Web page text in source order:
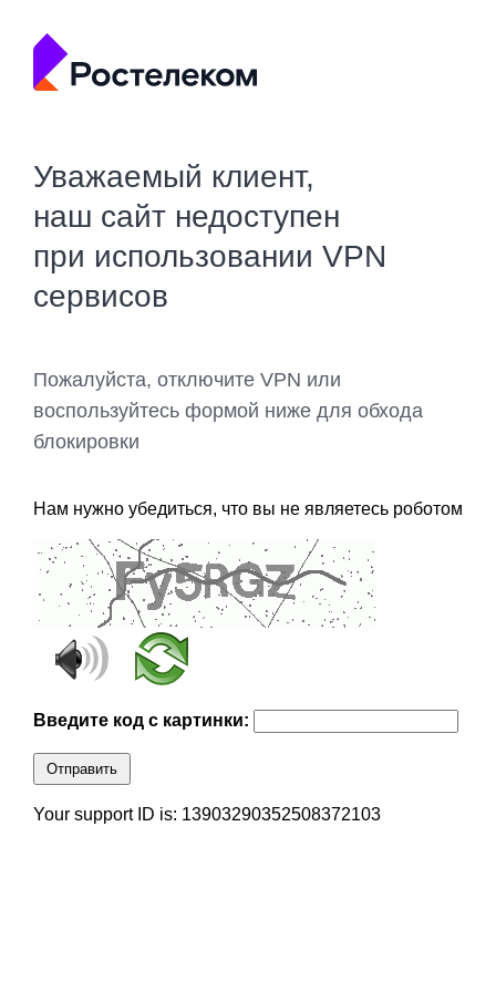
Уважаемый клиент,
наш сайт недоступен
при использовании VPN
сервисов
Пожалуйста, отключите VPN или
воспользуйтесь формой ниже для обхода
блокировки
Нам нужно убедиться, что вы не являетесь роботом
Введите код с картинки:
Отправить
Your support ID is: 13903290352508372103